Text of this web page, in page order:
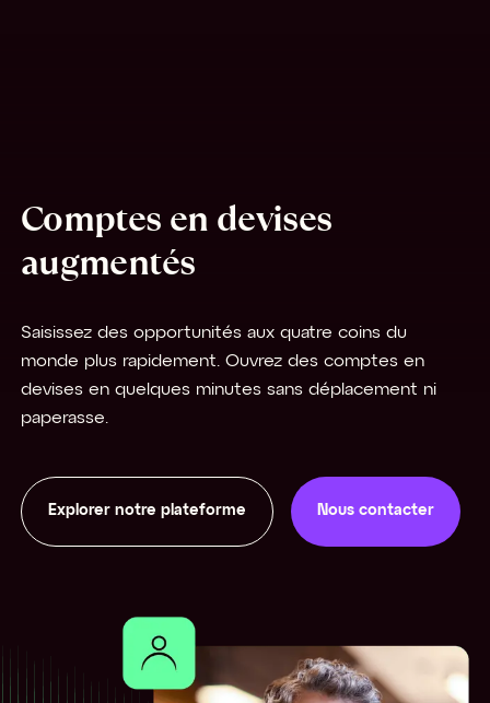
Comptes en devises
augmentés
Saisissez des opportunités aux quatre coins du
monde plus rapidement. Ouvrez des comptes en
devises en quelques minutes sans déplacement ni
paperasse.
Explorer notre plateforme Nous contacter
Nous contacter